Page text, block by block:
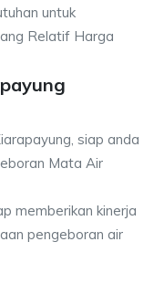
untuk
Relatif Harga
siap anda
Mata Air
memberikan kinerja
pengeboran air